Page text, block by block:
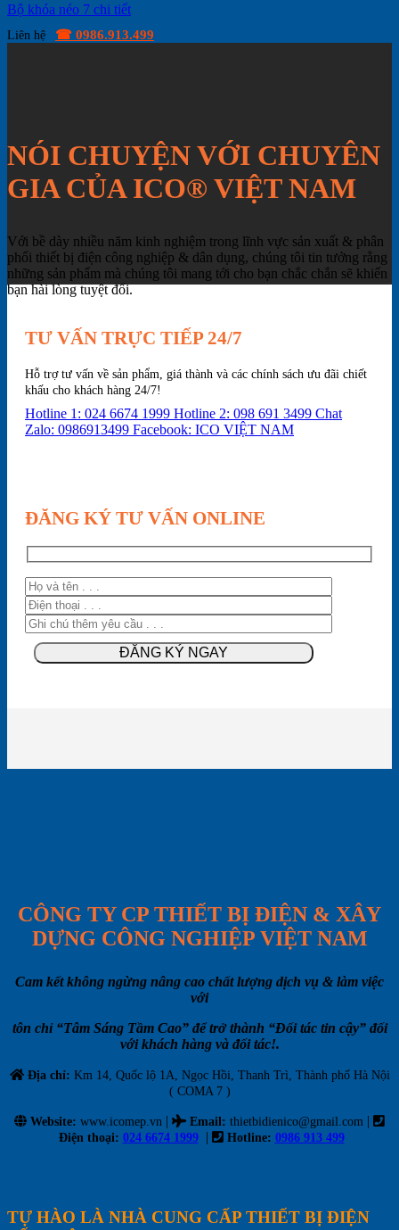
Bộ khóa néo 7 chi tiết
Liên hệ ☎ 0986.913.499
NÓI CHUYỆN VỚI CHUYÊN
GIA CỦA ICO® VIỆT NAM
Với bề dày nhiều năm kinh nghiệm trong lĩnh vực sản xuất & phân
phối thiết bị điện công nghiệp & dân dụng, chúng tôi tin tưởng rằng
những sản phẩm mà chúng tôi mang tới cho bạn chắc chắn sẽ khiến
bạn hài lòng tuyệt đối.
TƯ VẤN TRỰC TIẾP 24/7
Hỗ trợ tư vấn về sản phẩm, giá thành và các chính sách ưu đãi chiết
khấu cho khách hàng 24/7!
Hotline 1: 024 6674 1999 Hotline 2: 098 691 3499 Chat
Zalo: 0986913499 Facebook: ICO VIỆT NAM
ĐĂNG KÝ TƯ VẤN ONLINE
CÔNG TY CP THIẾT BỊ ĐIỆN & XÂY
DỰNG CÔNG NGHIỆP VIỆT NAM
Cam kết không ngừng nâng cao chất lượng dịch vụ & làm việc
với
tôn chỉ “Tâm Sáng Tầm Cao” để trở thành “Đối tác tin cậy” đối
với khách hàng và đối tác!.
Địa chỉ: Km 14, Quốc lộ 1A, Ngọc Hồi, Thanh Trì, Thành phố Hà Nội
( COMA 7 )
Website: www.icomep.vn | Email: thietbidienico@gmail.com |
Điện thoại: 024 6674 1999 | Hotline: 0986 913 499
TỰ HÀO LÀ NHÀ CUNG CẤP THIẾT BỊ ĐIỆN